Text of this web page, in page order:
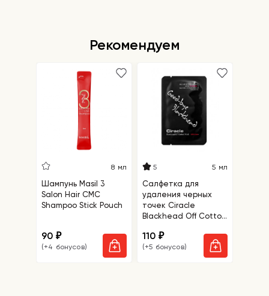
Рекомендуем
8 мл
Шампунь Masil 3
Salon Hair CMC
Shampoo Stick Pouch
90 ₽
(+4 бонусов)
5 5 мл
Салфетка для
удаления черных
точек Ciracle
Blackhead Off Cotton
110 ₽
(+5 бонусов)